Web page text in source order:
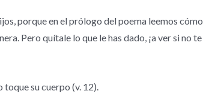
porque en el prólogo del poema leemos cómo
Pero quítale lo que le has dado, ¡a ver si no te
su cuerpo (v. 12).